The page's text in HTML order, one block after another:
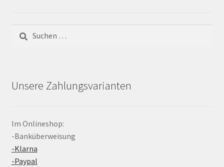
nach:
Unsere Zahlungsvarianten
Im Onlineshop:
-Banküberweisung
-Klarna
-Paypal